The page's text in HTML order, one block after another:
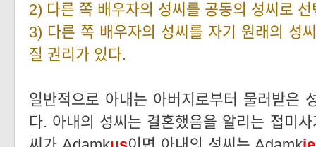
2) 다른 쪽 배우자의 성씨를 공동의 성씨로
3) 다른 쪽 배우자의 성씨를 자기 원래의 성
질 권리가 있다.
일반적으로 아내는 아버지로부터 물러받은
다. 아내의 성씨는 결혼했음을 알리는 접미